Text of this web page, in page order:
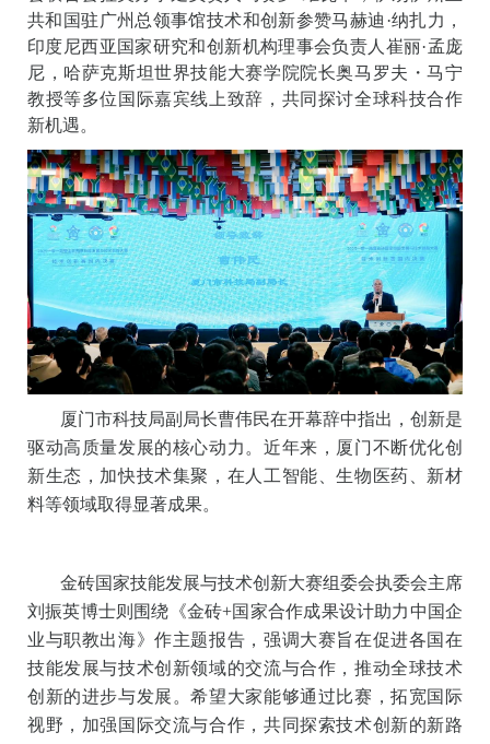
共和国驻广州总领事馆技术和创新参赞马赫迪·纳扎力，
印度尼西亚国家研究和创新机构理事会负责人崔丽·孟庞
尼，哈萨克斯坦世界技能大赛学院院长奥马罗夫・马宁
教授等多位国际嘉宾线上致辞，共同探讨全球科技合作
新机遇。
厦门市科技局副局长曹伟民在开幕辞中指出，创新是
驱动高质量发展的核心动力。近年来，厦门不断优化创
新生态，加快技术集聚，在人工智能、生物医药、新材
料等领域取得显著成果。
金砖国家技能发展与技术创新大赛组委会执委会主席
刘振英博士则围绕《金砖+国家合作成果设计助力中国企
业与职教出海》作主题报告，强调大赛旨在促进各国在
技能发展与技术创新领域的交流与合作，推动全球技术
创新的进步与发展。希望大家能够通过比赛，拓宽国际
视野，加强国际交流与合作，共同探索技术创新的新路